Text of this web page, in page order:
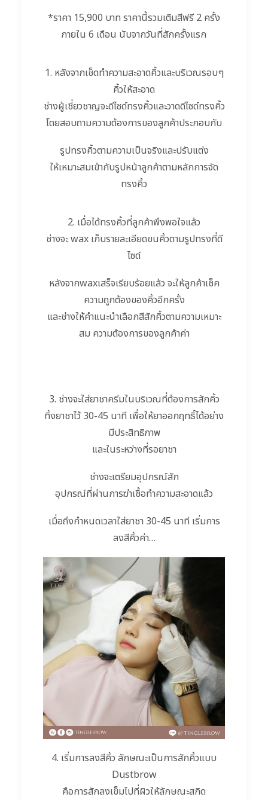
*ราคา 15,900 บาท ราคานี้รวมเติมสีฟรี 2 ครั้ง
ภายใน 6 เดือน นับจากวันที่สักครั้งแรก
1. หลังจากเช็ดทำความสะอาดคิ้วและบริเวณรอบๆ
คิ้วให้สะอาด
ช่างผู้เชี่ยวชาญจะดีไซด์ทรงคิ้วและวาดดีไซด์ทรงคิ้ว
โดยสอบถามความต้องการของลูกค้าประกอบกับ
รูปทรงคิ้วตามความเป็นจริงและปรับแต่ง
ให้เหมาะสมเข้ากับรูปหน้าลูกค้าตามหลักการจัด
ทรงคิ้ว
2. เมื่อได้ทรงคิ้วที่ลูกค้าพึงพอใจแล้ว
ช่างจะ wax เก็บรายละเอียดขนคิ้วตามรูปทรงที่ดี
ไซด์
หลังจากwaxเสร็จเรียบร้อยแล้ว จะให้ลูกค้าเช็ค
ความถูกต้องของคิ้วอีกครั้ง
และช่างให้คำแนะนำเลือกสีสักคิ้วตามความเหมาะ
สม ความต้องการของลูกค้าค่า
3. ช่างจะใส่ยาชาครีมในบริเวณที่ต้องการสักคิ้ว
ทิ้งยาชาไว้ 30-45 นาที เพื่อให้ยาออกฤทธิ์ได้อย่าง
มีประสิทธิภาพ
และในระหว่างที่รอยาชา
ช่างจะเตรียมอุปกรณ์สัก
อุปกรณ์ที่ผ่านการฆ่าเชื้อทำความสะอาดแล้ว
เมื่อถึงกำหนดเวลาใส่ยาชา 30-45 นาที เริ่มการ
ลงสีคิ้วค่า…
4. เริ่มการลงสีคิ้ว ลักษณะเป็นการสักคิ้วแบบ
Dustbrow
คือการสักลงเข็มไปที่ผิวให้ลักษณะสกิด